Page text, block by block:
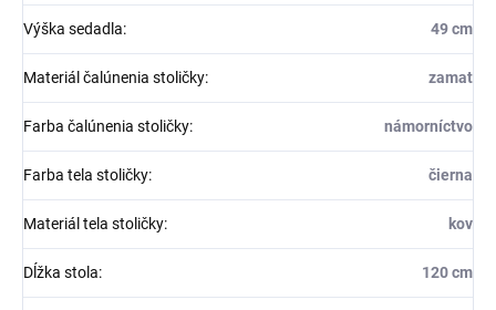
Výška sedadla: 49 cm
Materiál čalúnenia stoličky: zamat
Farba čalúnenia stoličky: námorníctvo
Farba tela stoličky: čierna
Materiál tela stoličky: kov
Dĺžka stola: 120 cm